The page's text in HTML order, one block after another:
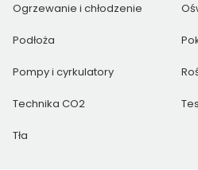
Ogrzewanie i chłodzenie
Podłoża
Pompy i cyrkulatory
Technika CO2
Tła